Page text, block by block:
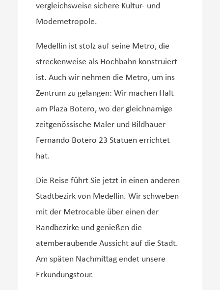
vergleichsweise sichere Kultur- und
Modemetropole.
Medellín ist stolz auf seine Metro, die
streckenweise als Hochbahn konstruiert
ist. Auch wir nehmen die Metro, um ins
Zentrum zu gelangen: Wir machen Halt
am Plaza Botero, wo der gleichnamige
zeitgenössische Maler und Bildhauer
Fernando Botero 23 Statuen errichtet
hat.
Die Reise führt Sie jetzt in einen anderen
Stadtbezirk von Medellín. Wir schweben
mit der Metrocable über einen der
Randbezirke und genießen die
atemberaubende Aussicht auf die Stadt.
Am späten Nachmittag endet unsere
Erkundungstour.